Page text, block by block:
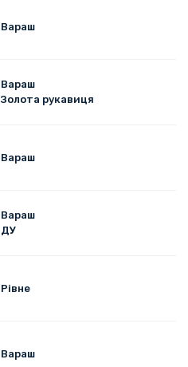
Вараш
Вараш
Золота рукавиця
Вараш
Вараш
ДУ
Рівне
Вараш